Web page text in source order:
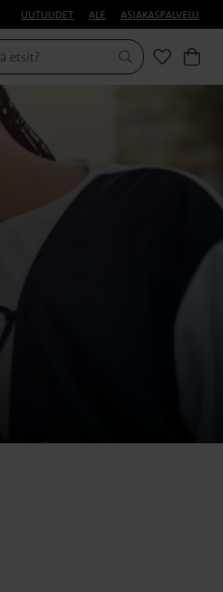
UUTUUDET ALE ASIAKASPALVELU